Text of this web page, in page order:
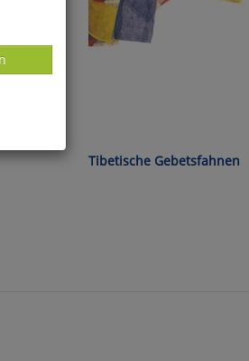
Tibetische Gebetsfahnen